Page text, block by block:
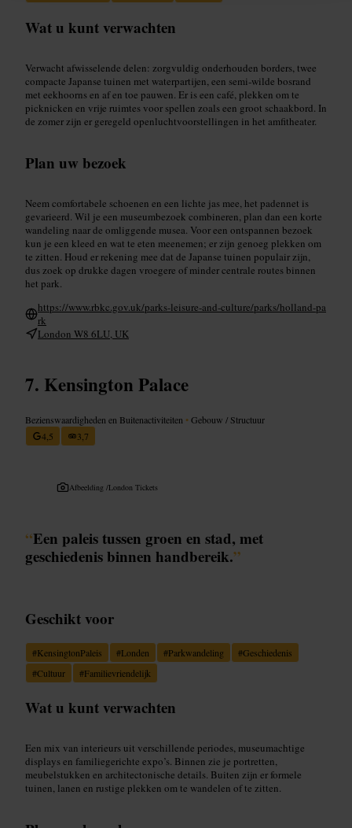
Wat u kunt verwachten
Verwacht afwisselende delen: zorgvuldig onderhouden borders, twee
compacte Japanse tuinen met waterpartijen, een semi‑wilde bosrand
met eekhoorns en af en toe pauwen. Er is een café, plekken om te
picknicken en vrije ruimtes voor spellen zoals een groot schaakbord. In
de zomer zijn er geregeld openluchtvoorstellingen in het amfitheater.
Plan uw bezoek
Neem comfortabele schoenen en een lichte jas mee, het padennet is
gevarieerd. Wil je een museumbezoek combineren, plan dan een korte
wandeling naar de omliggende musea. Voor een ontspannen bezoek
kun je een kleed en wat te eten meenemen; er zijn genoeg plekken om
te zitten. Houd er rekening mee dat de Japanse tuinen populair zijn,
dus zoek op drukke dagen vroegere of minder centrale routes binnen
het park.
https://www.rbkc.gov.uk/parks-leisure-and-culture/parks/holland-pa
rk
London W8 6LU, UK
Kensington Palace
Bezienswaardigheden en Buitenactiviteiten •Gebouw / Structuur
4,5
3,7
Afbeelding /London Tickets
“Een paleis tussen groen en stad, met
geschiedenis binnen handbereik.”
Geschikt voor
#KensingtonPaleis #Londen #Parkwandeling #Geschiedenis
#Cultuur #Familievriendelijk
Wat u kunt verwachten
Een mix van interieurs uit verschillende periodes, museumachtige
displays en familiegerichte expo’s. Binnen zie je portretten,
meubelstukken en architectonische details. Buiten zijn er formele
tuinen, lanen en rustige plekken om te wandelen of te zitten.